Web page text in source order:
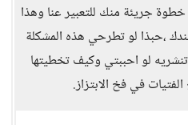
جريئة منك للتعبير عنا وهذا
،حبذا لو تطرحي هذه المشكلة
لو احببتي وكيف تخطيتها
في فخ الابتزاز.